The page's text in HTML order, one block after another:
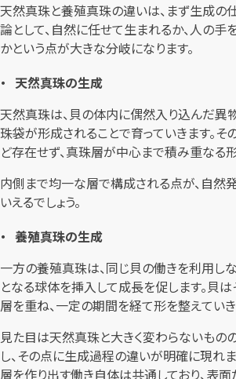
天然真珠と養殖真珠の違いは、まず生成の
論として、自然に任せて生まれるか、人の手
かという点が大きな分岐になります。
天然真珠の生成
天然真珠は、貝の体内に偶然入り込んだ異
珠袋が形成されることで育っていきます。
ど存在せず、真珠層が中心まで積み重なる
内側まで均一な層で構成される点が、自然
いえるでしょう。
養殖真珠の生成
一方の養殖真珠は、同じ貝の働きを利用し
となる球体を挿入して成長を促します。貝
層を重ね、一定の期間を経て形を整えていき
見た目は天然真珠と大きく変わらないもの
し、その点に生成過程の違いが明確に現れ
層を作り出す働き自体は共通しており、表